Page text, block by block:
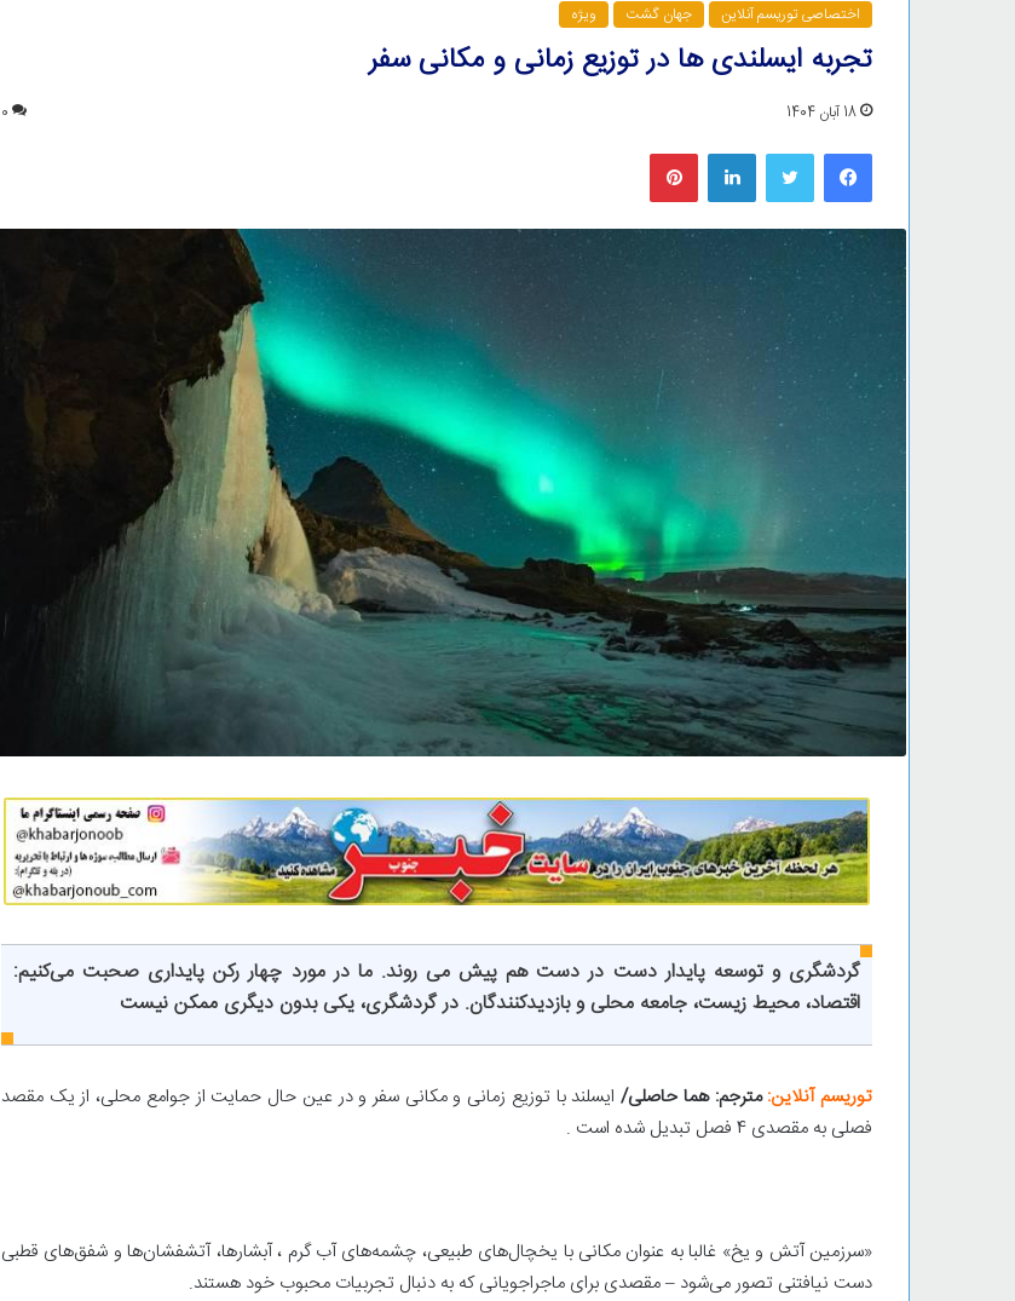
اختصاصی توریسم آنلاین جهان گشت ویژه
تجربه ایسلندی ها در توزیع زمانی و مکانی سفر
18 آبان 1404 0
فیس بوک لینکدین
گردشگری و توسعه پایدار دست در دست هم پیش می روند. ما در مورد چهار رکن پایداری صحبت می‌کنیم:
اقتصاد، محیط زیست، جامعه محلی و بازدیدکنندگان. در گردشگری، یکی بدون دیگری ممکن نیست
توریسم آنلاین: مترجم: هما حاصلی/ایسلند با توزیع زمانی و مکانی سفر و در عین حال حمایت از جوامع محلی، از یک مقصد
فصلی به مقصدی 4 فصل تبدیل شده است .
«سرزمین آتش و یخ» غالبا به عنوان مکانی با یخچال‌های طبیعی، چشمه‌های آب گرم ، آبشارها، آتشفشان‌ها و شفق‌های قطبی
دست نیافتنی تصور می‌شود – مقصدی برای ماجراجویانی که به دنبال تجربیات محبوب خود هستند.